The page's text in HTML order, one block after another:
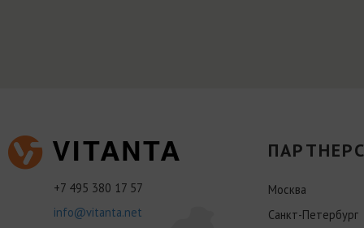
+7 495 380 17 57
info@vitanta.net
Москва
Санкт-Петербург